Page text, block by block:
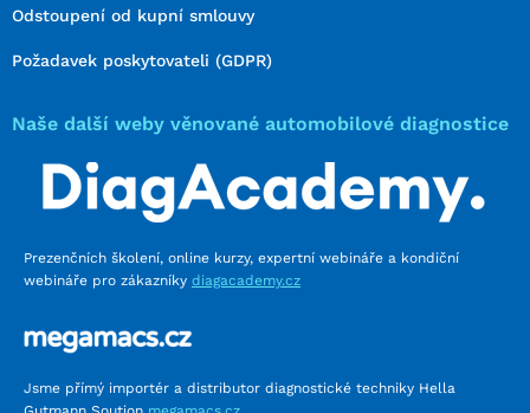
Odstoupení od kupní smlouvy
Požadavek poskytovateli (GDPR)
Naše další weby věnované automobilové diagnostice
Prezenčních školení, online kurzy, expertní webináře a kondiční
webináře pro zákazníky diagacademy.cz
Jsme přímý importér a distributor diagnostické techniky Hella